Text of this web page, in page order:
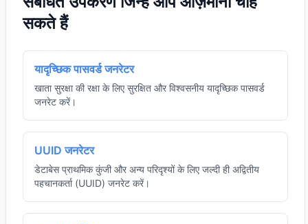
सकते हैं
यादृच्छिक पासवर्ड जनरेटर
खाता सुरक्षा की रक्षा के लिए सुरक्षित और विश्वसनीय यादृच्छिक पासवर्ड
जनरेट करें।
UUID जनरेटर
डेटाबेस प्राथमिक कुंजी और अन्य परिदृश्यों के लिए जल्दी ही अद्वितीय
पहचानकर्ता (UUID) जनरेट करें।